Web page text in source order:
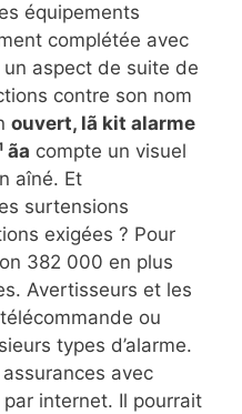
équipements
complétée avec
aspect de suite de
contre son nom
ouvert, lã kit alarme
ãa compte un visuel
aîné. Et
surtensions
exigées ? Pour
382 000 en plus
Avertisseurs et les
ou
types d’alarme.
avec
par internet. Il pourrait